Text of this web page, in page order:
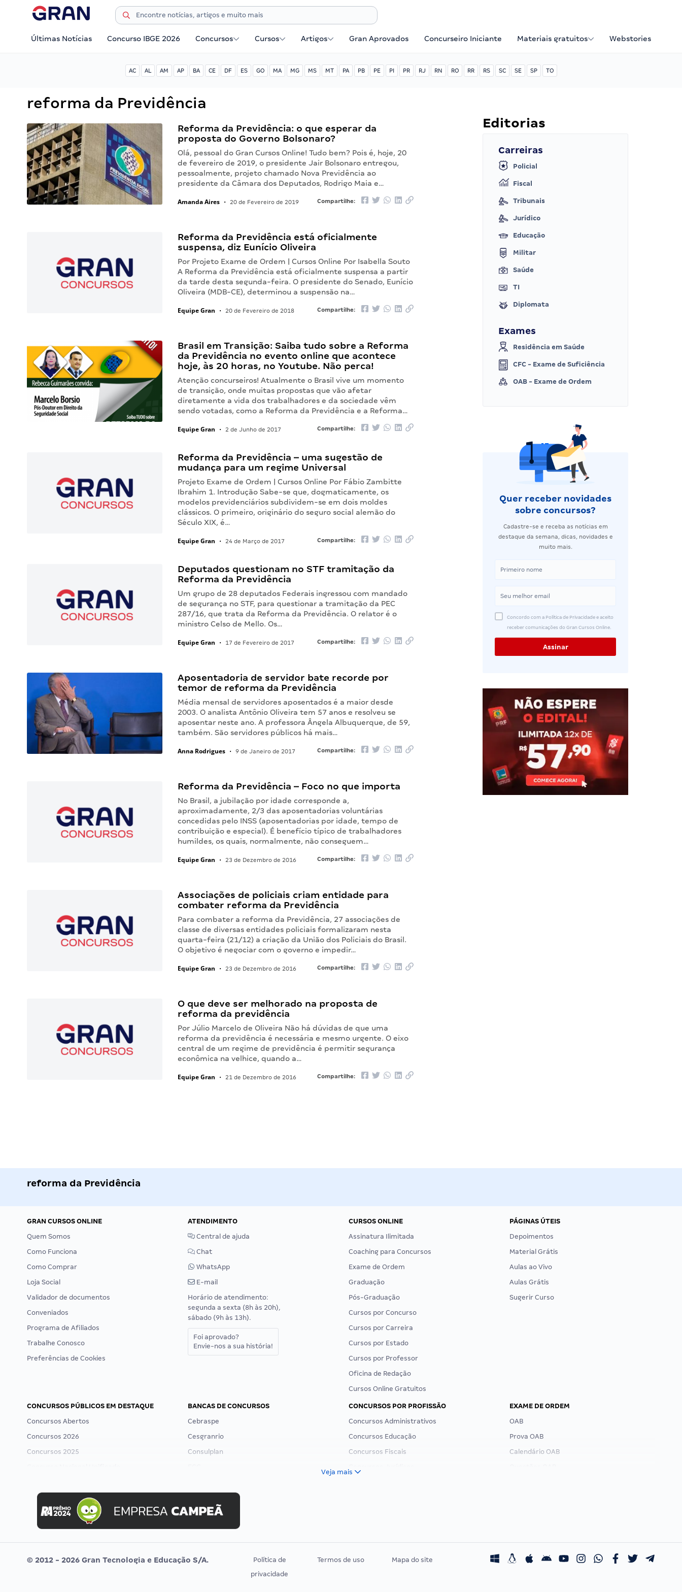
Últimas Notícias Concurso IBGE 2026 Concursos Cursos Artigos Gran Aprovados Concurseiro Iniciante Materiais gratuitos Webstories
AC AL AM AP BA CE DF ES GO MA MG MS MT PA PB PE PI PR RJ RN RO RR RS SC SE SP TO
reforma da Previdência
Reforma da Previdência: o que esperar da
proposta do Governo Bolsonaro?
Olá, pessoal do Gran Cursos Online! Tudo bem? Pois é, hoje, 20
de fevereiro de 2019, o presidente Jair Bolsonaro entregou,
pessoalmente, projeto chamado Nova Previdência ao
presidente da Câmara dos Deputados, Rodrigo Maia e…
Amanda Aires • 20 de Fevereiro de 2019 Compartilhe:
Reforma da Previdência está oficialmente
suspensa, diz Eunício Oliveira
Por Projeto Exame de Ordem | Cursos Online Por Isabella Souto
A Reforma da Previdência está oficialmente suspensa a partir
da tarde desta segunda-feira. O presidente do Senado, Eunício
Oliveira (MDB-CE), determinou a suspensão na…
Equipe Gran • 20 de Fevereiro de 2018 Compartilhe:
Brasil em Transição: Saiba tudo sobre a Reforma
da Previdência no evento online que acontece
hoje, às 20 horas, no Youtube. Não perca!
Atenção concurseiros! Atualmente o Brasil vive um momento
de transição, onde muitas propostas que vão afetar
diretamente a vida dos trabalhadores e da sociedade vêm
sendo votadas, como a Reforma da Previdência e a Reforma…
Equipe Gran • 2 de Junho de 2017 Compartilhe:
Reforma da Previdência – uma sugestão de
mudança para um regime Universal
Projeto Exame de Ordem | Cursos Online Por Fábio Zambitte
Ibrahim 1. Introdução Sabe-se que, dogmaticamente, os
modelos previdenciários subdividem-se em dois moldes
clássicos. O primeiro, originário do seguro social alemão do
Século XIX, é…
Equipe Gran • 24 de Março de 2017 Compartilhe:
Deputados questionam no STF tramitação da
Reforma da Previdência
Um grupo de 28 deputados Federais ingressou com mandado
de segurança no STF, para questionar a tramitação da PEC
287/16, que trata da Reforma da Previdência. O relator é o
ministro Celso de Mello. Os…
Equipe Gran • 17 de Fevereiro de 2017 Compartilhe:
Aposentadoria de servidor bate recorde por
temor de reforma da Previdência
Média mensal de servidores aposentados é a maior desde
2003. O analista Antônio Oliveira tem 57 anos e resolveu se
aposentar neste ano. A professora Ângela Albuquerque, de 59,
também. São servidores públicos há mais…
Anna Rodrigues • 9 de Janeiro de 2017 Compartilhe:
Reforma da Previdência – Foco no que importa
No Brasil, a jubilação por idade corresponde a,
aproximadamente, 2/3 das aposentadorias voluntárias
concedidas pelo INSS (aposentadorias por idade, tempo de
contribuição e especial). É benefício típico de trabalhadores
humildes, os quais, normalmente, não conseguem…
Equipe Gran • 23 de Dezembro de 2016 Compartilhe:
Associações de policiais criam entidade para
combater reforma da Previdência
Para combater a reforma da Previdência, 27 associações de
classe de diversas entidades policiais formalizaram nesta
quarta-feira (21/12) a criação da União dos Policiais do Brasil.
O objetivo é negociar com o governo e impedir…
Equipe Gran • 23 de Dezembro de 2016 Compartilhe:
O que deve ser melhorado na proposta de
reforma da previdência
Por Júlio Marcelo de Oliveira Não há dúvidas de que uma
reforma da previdência é necessária e mesmo urgente. O eixo
central de um regime de previdência é permitir segurança
econômica na velhice, quando a…
Equipe Gran • 21 de Dezembro de 2016 Compartilhe:
Editorias
Carreiras
Policial
Fiscal
Tribunais
Jurídico
Educação
Militar
Saúde
TI
Diplomata
Exames
Residência em Saúde
CFC - Exame de Suficiência
OAB - Exame de Ordem
Quer receber novidades
sobre concursos?
Cadastre-se e receba as notícias em
destaque da semana, dicas, novidades e
muito mais.
Concordo com a Política de Privacidade e aceito
receber comunicações do Gran Cursos Online.
reforma da Previdência
GRAN CURSOS ONLINE
Quem Somos
Como Funciona
Como Comprar
Loja Social
Validador de documentos
Conveniados
Programa de Afiliados
Trabalhe Conosco
Preferências de Cookies
ATENDIMENTO
Central de ajuda
Chat
WhatsApp
E-mail
Horário de atendimento:
segunda a sexta (8h às 20h),
sábado (9h às 13h).
Foi aprovado?
Envie-nos a sua história!
CURSOS ONLINE
Assinatura Ilimitada
Coaching para Concursos
Exame de Ordem
Graduação
Pós-Graduação
Cursos por Concurso
Cursos por Carreira
Cursos por Estado
Cursos por Professor
Oficina de Redação
Cursos Online Gratuitos
PÁGINAS ÚTEIS
Depoimentos
Material Grátis
Aulas ao Vivo
Aulas Grátis
Sugerir Curso
CONCURSOS PÚBLICOS EM DESTAQUE
Concursos Abertos
Concursos 2026
Concursos 2025
Concurso MPU
Editais publicados
BANCAS DE CONCURSOS
Cebraspe
Cesgranrio
Consulplan
Selecon
Uniase
Vunesp
CONCURSOS POR PROFISSÃO
Concursos Administrativos
Concursos Educação
Concursos Fiscais
Residência Multiprofissional
EXAME DE ORDEM
OAB
Prova OAB
Calendário OAB
Veja mais
© 2012 - 2026 Gran Tecnologia e Educação S/A.
Política de
privacidade
Termos de uso Mapa do site